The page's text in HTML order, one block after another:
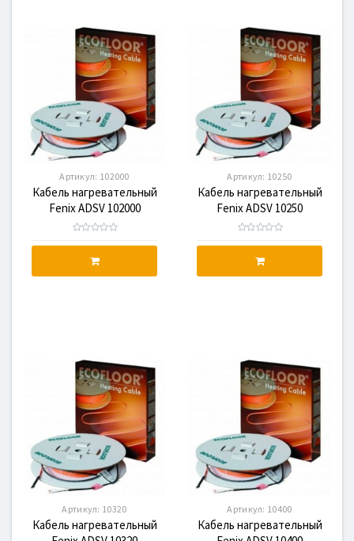
Артикул: 102000
Кабель нагревательный
Fenix ADSV 102000
Артикул: 10250
Кабель нагревательный
Fenix ADSV 10250
Артикул: 10320
Кабель нагревательный
Артикул: 10400
Кабель нагревательный